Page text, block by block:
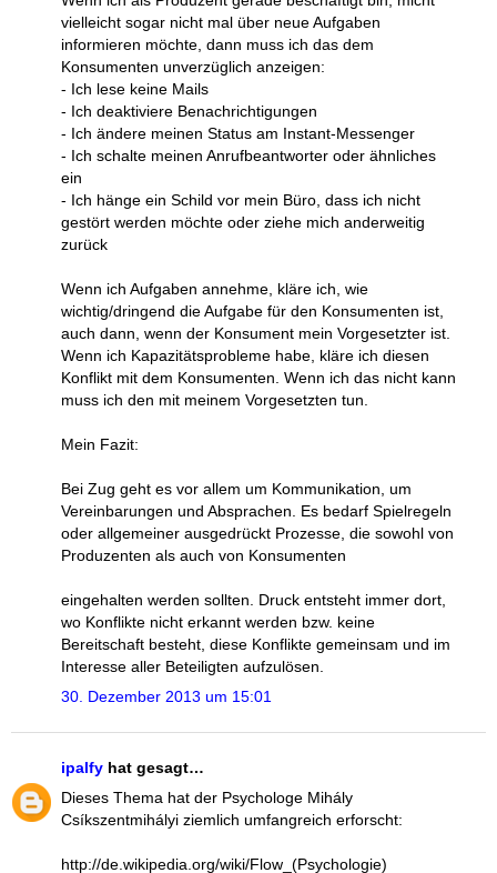
vielleicht sogar nicht mal über neue Aufgaben
informieren möchte, dann muss ich das dem
Konsumenten unverzüglich anzeigen:
- Ich lese keine Mails
- Ich deaktiviere Benachrichtigungen
- Ich ändere meinen Status am Instant-Messenger
- Ich schalte meinen Anrufbeantworter oder ähnliches
ein
- Ich hänge ein Schild vor mein Büro, dass ich nicht
gestört werden möchte oder ziehe mich anderweitig
zurück
Wenn ich Aufgaben annehme, kläre ich, wie
wichtig/dringend die Aufgabe für den Konsumenten ist,
auch dann, wenn der Konsument mein Vorgesetzter ist.
Wenn ich Kapazitätsprobleme habe, kläre ich diesen
Konflikt mit dem Konsumenten. Wenn ich das nicht kann
muss ich den mit meinem Vorgesetzten tun.
Mein Fazit:
Bei Zug geht es vor allem um Kommunikation, um
Vereinbarungen und Absprachen. Es bedarf Spielregeln
oder allgemeiner ausgedrückt Prozesse, die sowohl von
Produzenten als auch von Konsumenten
eingehalten werden sollten. Druck entsteht immer dort,
wo Konflikte nicht erkannt werden bzw. keine
Bereitschaft besteht, diese Konflikte gemeinsam und im
Interesse aller Beteiligten aufzulösen.
30. Dezember 2013 um 15:01
ipalfy hat gesagt…
Dieses Thema hat der Psychologe Mihály
Csíkszentmihályi ziemlich umfangreich erforscht:
http://de.wikipedia.org/wiki/Flow_(Psychologie)